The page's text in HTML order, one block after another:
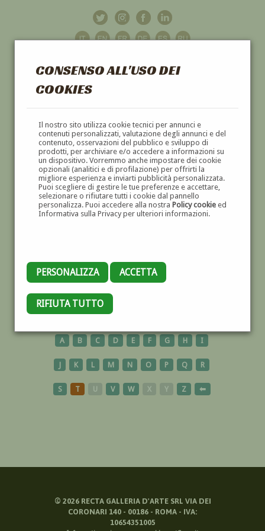
CONSENSO ALL'USO DEI
COOKIES
Il nostro sito utilizza cookie tecnici per annunci e
contenuti personalizzati, valutazione degli annunci e del
contenuto, osservazioni del pubblico e sviluppo di
prodotti, per archiviare e/o accedere a informazioni su
un dispositivo. Vorremmo anche impostare dei cookie
opzionali (analitici e di profilazione) per offrirti la
migliore esperienza e inviarti pubblicità personalizzata.
Puoi scegliere di gestire le tue preferenze e accettare,
selezionare o rifiutare tutti i cookie dal pannello
personalizza. Puoi accedere alla nostra Policy cookieed
Informativa sulla Privacy per ulteriori informazioni.
PERSONALIZZA ACCETTA
RIFIUTA TUTTO
GALLERIAD'ARTE
DIPINTI E SCULTURE '800 E '900
LOMBARDIA
A B C D E F G H I
J K L M N O P Q R
S T U V W X Y Z ⬅
© 2026RECTA GALLERIA D'ARTE SRL VIA DEI
CORONARI 140 - 00186 - ROMA - IVA:
10654351005